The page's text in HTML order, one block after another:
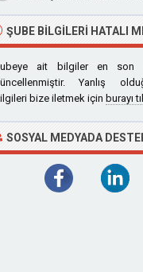
ŞUBE BILGILERI HATALI
ait bilgiler en son
Yanlış
bize iletmek için burayı
SOSYAL MEDYADA